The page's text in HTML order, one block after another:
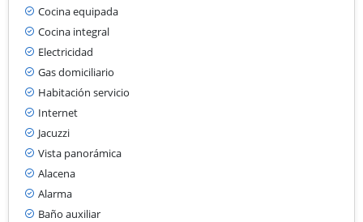
Cocina equipada
Cocina integral
Electricidad
Gas domiciliario
Habitación servicio
Internet
Jacuzzi
Vista panorámica
Alacena
Alarma
Baño auxiliar